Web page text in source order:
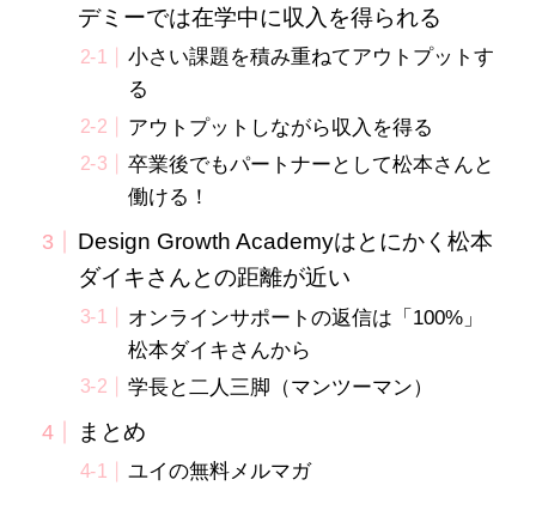
デミーでは在学中に収入を得られる
小さい課題を積み重ねてアウトプットす
る
アウトプットしながら収入を得る
卒業後でもパートナーとして松本さんと
働ける！
Design Growth Academyはとにかく松本
ダイキさんとの距離が近い
オンラインサポートの返信は「100%」
松本ダイキさんから
学長と二人三脚（マンツーマン）
まとめ
ユイの無料メルマガ